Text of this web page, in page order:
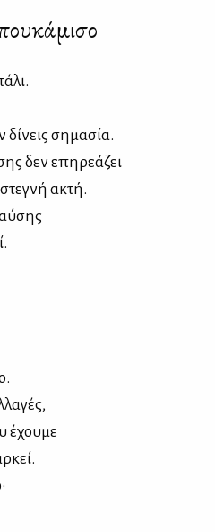
δίνεις σημασία.
δεν επηρεάζει
ακτή.
έχουμε